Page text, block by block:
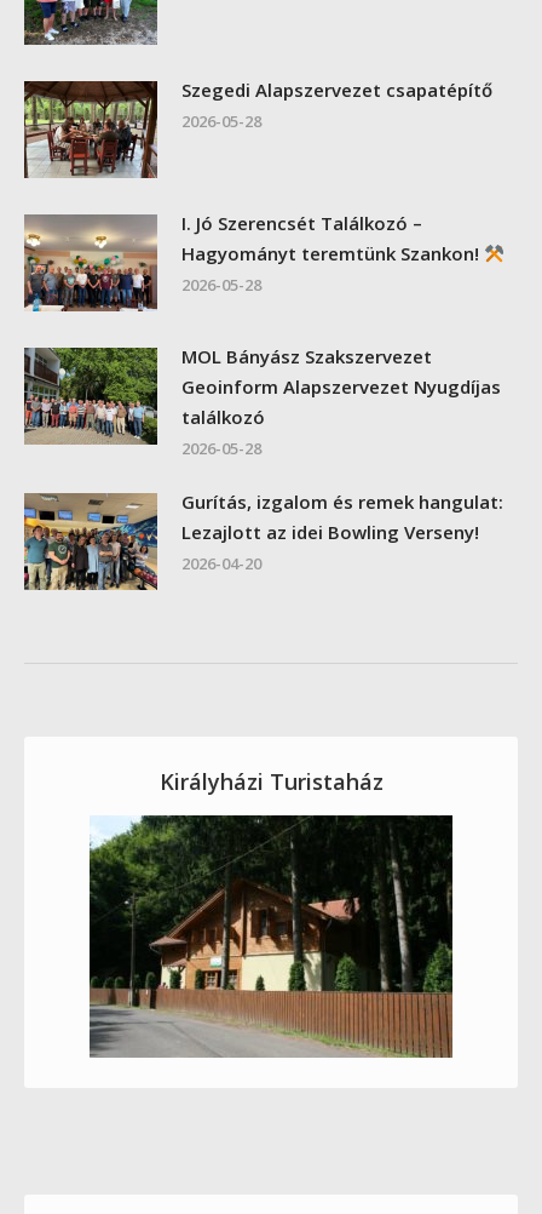
Szegedi Alapszervezet csapatépítő
2026-05-28
I. Jó Szerencsét Találkozó –
Hagyományt teremtünk Szankon!
2026-05-28
MOL Bányász Szakszervezet
Geoinform Alapszervezet Nyugdíjas
találkozó
2026-05-28
Gurítás, izgalom és remek hangulat:
Lezajlott az idei Bowling Verseny!
2026-04-20
Királyházi Turistaház